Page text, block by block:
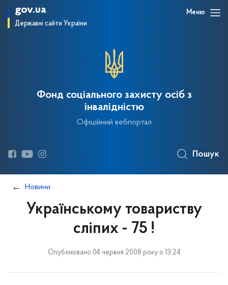
gov.ua
Державні сайти України
Меню
Фонд соціального захисту осіб з
інвалідністю
Офіційний вебпортал
Пошук
Новини
Українському товариству
сліпих - 75 !
Опубліковано 04 червня 2008 року о 13:24